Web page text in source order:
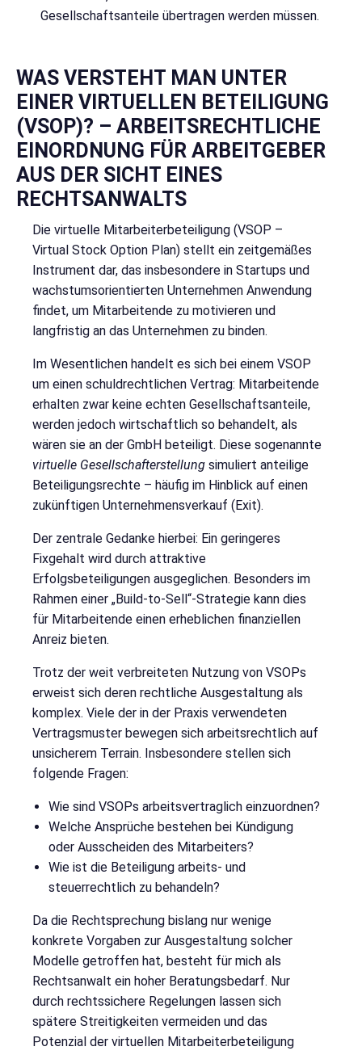
Gesellschaftsanteile übertragen werden müssen.
WAS VERSTEHT MAN UNTER
EINER VIRTUELLEN BETEILIGUNG
(VSOP)? – ARBEITSRECHTLICHE
EINORDNUNG FÜR ARBEITGEBER
AUS DER SICHT EINES
RECHTSANWALTS
Die virtuelle Mitarbeiterbeteiligung (VSOP –
Virtual Stock Option Plan) stellt ein zeitgemäßes
Instrument dar, das insbesondere in Startups und
wachstumsorientierten Unternehmen Anwendung
findet, um Mitarbeitende zu motivieren und
langfristig an das Unternehmen zu binden.
Im Wesentlichen handelt es sich bei einem VSOP
um einen schuldrechtlichen Vertrag: Mitarbeitende
erhalten zwar keine echten Gesellschaftsanteile,
werden jedoch wirtschaftlich so behandelt, als
wären sie an der GmbH beteiligt. Diese sogenannte
virtuelle Gesellschafterstellung simuliert anteilige
Beteiligungsrechte – häufig im Hinblick auf einen
zukünftigen Unternehmensverkauf (Exit).
Der zentrale Gedanke hierbei: Ein geringeres
Fixgehalt wird durch attraktive
Erfolgsbeteiligungen ausgeglichen. Besonders im
Rahmen einer „Build-to-Sell“-Strategie kann dies
für Mitarbeitende einen erheblichen finanziellen
Anreiz bieten.
Trotz der weit verbreiteten Nutzung von VSOPs
erweist sich deren rechtliche Ausgestaltung als
komplex. Viele der in der Praxis verwendeten
Vertragsmuster bewegen sich arbeitsrechtlich auf
unsicherem Terrain. Insbesondere stellen sich
folgende Fragen:
Wie sind VSOPs arbeitsvertraglich einzuordnen?
Welche Ansprüche bestehen bei Kündigung
oder Ausscheiden des Mitarbeiters?
Wie ist die Beteiligung arbeits- und
steuerrechtlich zu behandeln?
Da die Rechtsprechung bislang nur wenige
konkrete Vorgaben zur Ausgestaltung solcher
Modelle getroffen hat, besteht für mich als
Rechtsanwalt ein hoher Beratungsbedarf. Nur
durch rechtssichere Regelungen lassen sich
spätere Streitigkeiten vermeiden und das
Potenzial der virtuellen Mitarbeiterbeteiligung